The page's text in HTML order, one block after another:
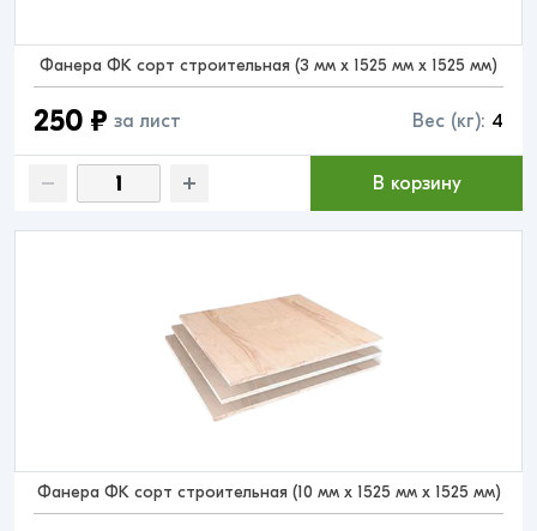
Фанера ФК сорт строительная (3 мм x 1525 мм x 1525 мм)
250 ₽ за лист Вес (кг): 4
В корзину
Фанера ФК сорт строительная (10 мм x 1525 мм x 1525 мм)